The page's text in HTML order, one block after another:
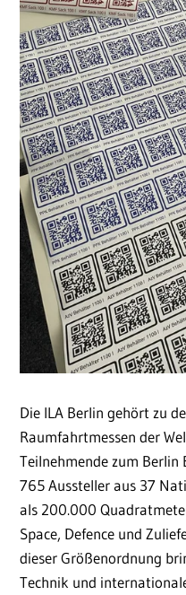
Die ILA Berlin gehört zu
Raumfahrtmessen der
Teilnehmende zum Berlin
765 Aussteller aus 37
als 200.000
Space, Defence und
dieser Größenordnung
Technik und